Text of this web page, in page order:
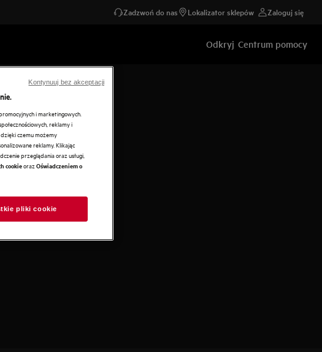
Zadzwoń do nas Lokalizator sklepów Zaloguj się
Odkryj Centrum pomocy
i marketingowych.
reklamy i
czemu możemy
reklamy. Klikając
przeglądania oraz usługi,
cookieoraz Oświadczeniem o
pliki cookie
Kontynuuj bez akceptacji